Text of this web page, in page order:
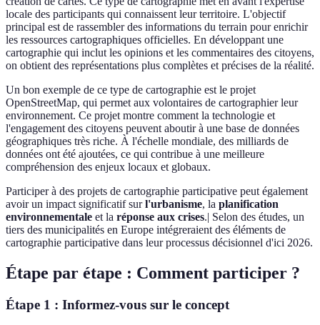
locale des participants qui connaissent leur territoire. L'objectif
principal est de rassembler des informations du terrain pour enrichir
les ressources cartographiques officielles. En développant une
cartographie qui inclut les opinions et les commentaires des citoyens,
on obtient des représentations plus complètes et précises de la réalité.
Un bon exemple de ce type de cartographie est le projet
OpenStreetMap, qui permet aux volontaires de cartographier leur
environnement. Ce projet montre comment la technologie et
l'engagement des citoyens peuvent aboutir à une base de données
géographiques très riche. À l'échelle mondiale, des milliards de
données ont été ajoutées, ce qui contribue à une meilleure
compréhension des enjeux locaux et globaux.
Participer à des projets de cartographie participative peut également
avoir un impact significatif surl'urbanisme, la planification
environnementale et la réponse aux crises.| Selon des études, un
tiers des municipalités en Europe intégreraient des éléments de
cartographie participative dans leur processus décisionnel d'ici 2026.
Étape par étape : Comment participer ?
Étape 1 : Informez-vous sur le concept